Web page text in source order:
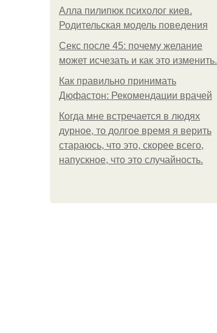
Алла пилипюк психолог киев.
Родительская модель поведения
Секс после 45: почему желание
может исчезать и как это изменить.
Как правильно принимать
Дюфастон: Рекомендации врачей
Когда мне встречается в людях
дурное, то долгое время я верить
стараюсь, что это, скорее всего,
напускное, что это случайность.